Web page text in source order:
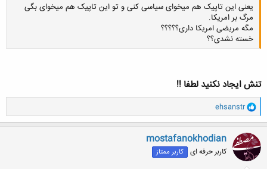
یعنی این تاپیک هم میخوای سیاسی کنی و تو این تاپیک هم میخوای بگی
مرگ بر امریکا.
مگه مریضی امریکا داری؟؟؟؟؟
خسته نشدی؟؟
تنش ایجاد نکنید لطفا !!
و
ا
ک
ن
ش
ه
ا
ehsanstr
mostafanokhodian
کاربر حرفه ای کاربر ممتاز